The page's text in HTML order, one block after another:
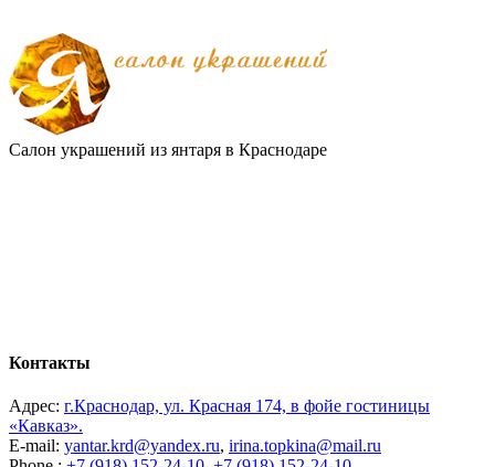
Салон украшений из янтаря в Краснодаре
Контакты
Адрес: г.Краснодар, ул. Красная 174, в фойе гостиницы
«Кавказ».
E-mail: yantar.krd@yandex.ru, irina.topkina@mail.ru